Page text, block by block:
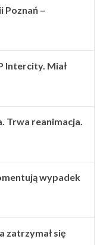
Poznań –
Intercity. Miał
Trwa reanimacja.
wypadek
zatrzymał się